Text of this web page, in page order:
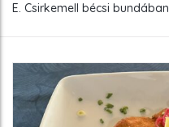
E. Csirkemell bécsi bundában